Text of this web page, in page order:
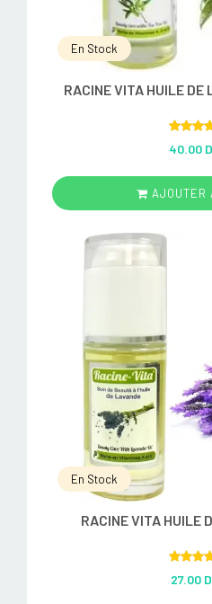
En Stock
RACINE VITA HUILE DE
out
40.00
AJOUTER
En Stock
RACINE VITA HUILE
out of
27.00